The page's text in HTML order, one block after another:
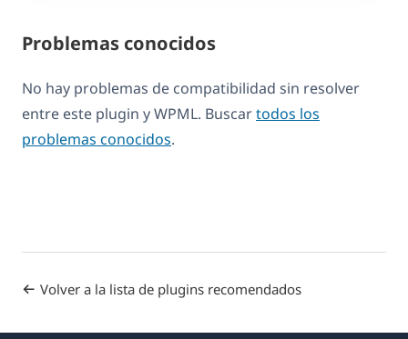
Problemas conocidos
No hay problemas de compatibilidad sin resolver
entre este plugin y WPML. Buscartodos los
problemas conocidos.
Volver a la lista de plugins recomendados